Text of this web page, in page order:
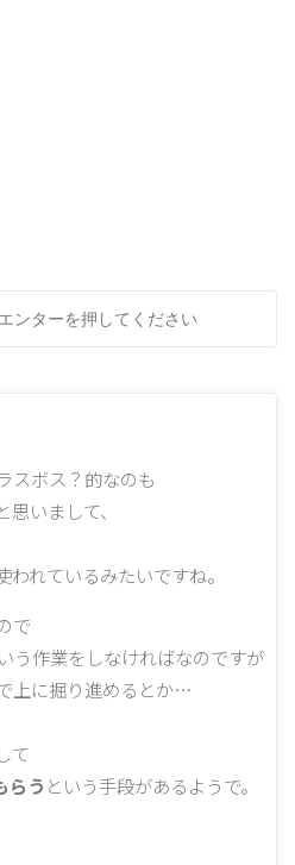
スボス？的なのも
いまして、
われているみたいですね。
で
う作業をしなければなのですが
上に掘り進めるとか…
て
らう という手段があるようで。